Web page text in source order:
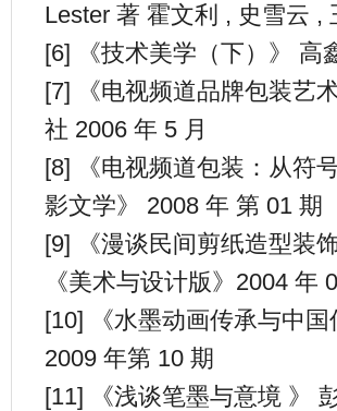
Lester 著 霍文利 , 史雪云 ,
[6] 《技术美学（下）》 高
[7] 《电视频道品牌包装艺
社 2006 年 5 月
[8] 《电视频道包装：从符
影文学》 2008 年 第 01 期
[9] 《漫谈民间剪纸造型装
《美术与设计版》2004 年
[10] 《水墨动画传承与中
2009 年第 10 期
[11] 《浅谈笔墨与意境 》